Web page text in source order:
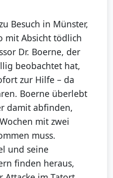
Besuch in Münster,
mit Absicht tödlich
Dr. Boerne, der
beobachtet hat,
zur Hilfe – da
Boerne überlebt
damit abfinden,
mit zwei
muss.
und seine
finden heraus,